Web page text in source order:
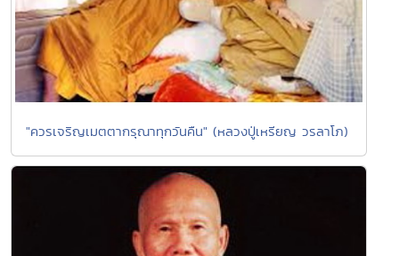
"ควรเจริญเมตตากรุณาทุกวันคืน" (หลวงปู่เหรียญ วรลาโภ)